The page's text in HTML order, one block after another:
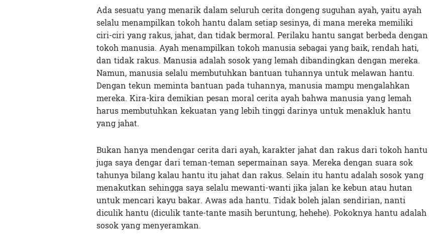
Ada sesuatu yang menarik dalam seluruh cerita dongeng suguhan ayah, yaitu ayah
selalu menampilkan tokoh hantu dalam setiap sesinya, di mana mereka memiliki
ciri-ciri yang rakus, jahat, dan tidak bermoral. Perilaku hantu sangat berbeda dengan
tokoh manusia. Ayah menampilkan tokoh manusia sebagai yang baik, rendah hati,
dan tidak rakus. Manusia adalah sosok yang lemah dibandingkan dengan mereka.
Namun, manusia selalu membutuhkan bantuan tuhannya untuk melawan hantu.
Dengan tekun meminta bantuan pada tuhannya, manusia mampu mengalahkan
mereka. Kira-kira demikian pesan moral cerita ayah bahwa manusia yang lemah
harus membutuhkan kekuatan yang lebih tinggi darinya untuk menakluk hantu
yang jahat.
Bukan hanya mendengar cerita dari ayah, karakter jahat dan rakus dari tokoh hantu
juga saya dengar dari teman-teman sepermainan saya. Mereka dengan suara sok
tahunya bilang kalau hantu itu jahat dan rakus. Selain itu hantu adalah sosok yang
menakutkan sehingga saya selalu mewanti-wanti jika jalan ke kebun atau hutan
untuk mencari kayu bakar. Awas ada hantu. Tidak boleh jalan sendirian, nanti
diculik hantu (diculik tante-tante masih beruntung, hehehe). Pokoknya hantu adalah
sosok yang menyeramkan.